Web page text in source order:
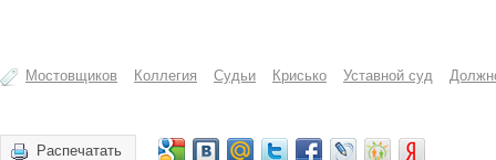
Мостовщиков Коллегия Судьи Крисько Уставной суд
Распечатать